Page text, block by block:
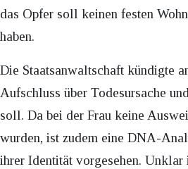
das Opfer soll keinen festen
haben.
Die Staatsanwaltschaft kündigte
Aufschluss über Todesursache
soll. Da bei der Frau keine
wurden, ist zudem eine DNA-
ihrer Identität vorgesehen.